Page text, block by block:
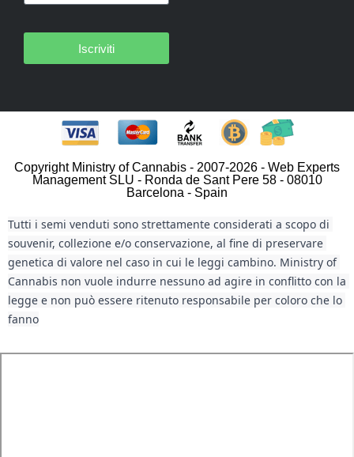
Iscriviti
Copyright Ministry of Cannabis - 2007-2026 - Web Experts
Management SLU - Ronda de Sant Pere 58 - 08010
Barcelona - Spain
Tutti i semi venduti sono strettamente considerati a scopo di
souvenir, collezione e/o conservazione, al fine di preservare
genetica di valore nel caso in cui le leggi cambino. Ministry of
Cannabis non vuole indurre nessuno ad agire in conflitto con la
legge e non può essere ritenuto responsabile per coloro che lo
fanno